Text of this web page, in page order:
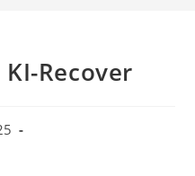
Recover